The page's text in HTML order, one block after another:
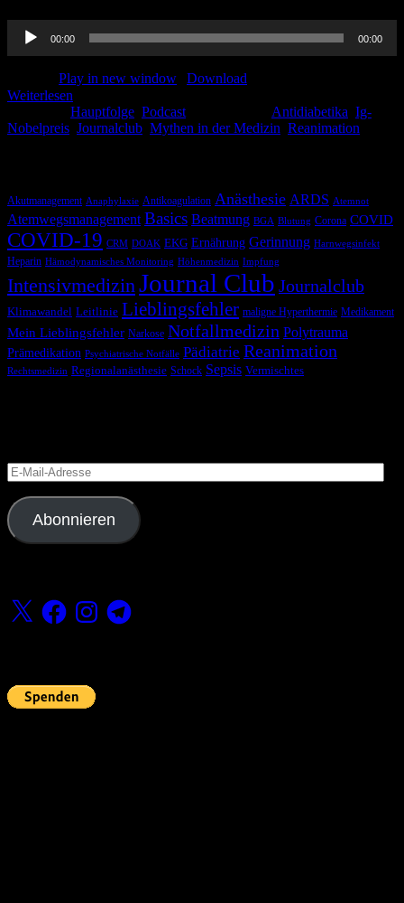
Audio-
Player
00:00 00:00
Play in new window
Download
Weiterlesen
Hauptfolge Podcast Antidiabetika Ig-
Nobelpreis Journalclub Mythen in der Medizin Reanimation
Akutmanagement Anaphylaxie Antikoagulation Anästhesie ARDS Atemnot
Atemwegsmanagement Basics Beatmung BGA Blutung Corona COVID
COVID-19 CRM DOAK EKG Ernährung Gerinnung Harnwegsinfekt
Heparin Hämodynamisches Monitoring Höhenmedizin Impfung
IntensivmedizinJournal Club Journalclub
Klimawandel Leitlinie Lieblingsfehler maligne Hyperthermie Medikament
Mein Lieblingsfehler Narkose Notfallmedizin Polytrauma
Prämedikation Psychiatrische Notfälle Pädiatrie Reanimation
Rechtsmedizin Regionalanästhesie Schock Sepsis Vermischtes
E-
Mail-
Adresse
Abonnieren
X FacebookInstagramTelegram